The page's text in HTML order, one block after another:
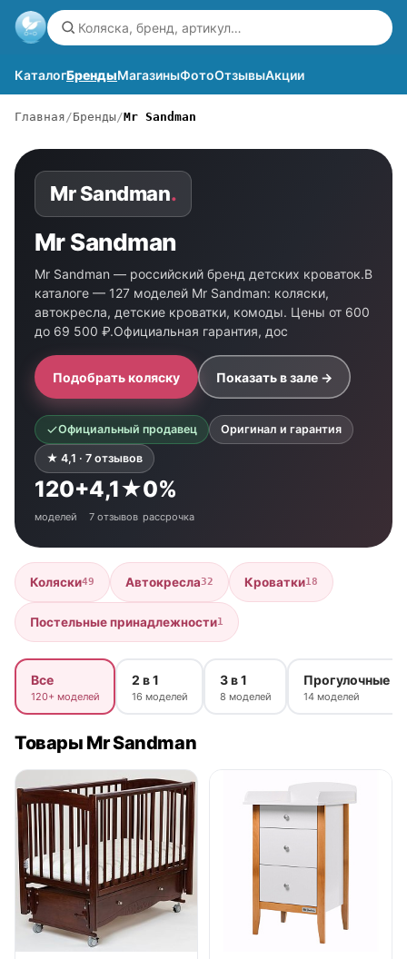
КаталогБрендыМагазиныФотоОтзывыАкции
Главная Бренды Mr Sandman
Mr Sandman.
Mr Sandman
Mr Sandman — российский бренд детских кроваток.В
каталоге — 127 моделей Mr Sandman: коляски,
автокресла, детские кроватки, комоды. Цены от 600
до 69 500 ₽.Официальная гарантия, дос
Подобрать коляску Показать в зале →
Официальный продавец Оригинал и гарантия
★ 4,1 · 7 отзывов
120+
моделей
4,1★
7 отзывов
0%
рассрочка
Коляски49 Автокресла32 Кроватки18
Постельные принадлежности1
Все
120+ моделей
2 в 1
16 моделей
3 в 1
8 моделей
Прогулочные
14 моделей
Товары Mr Sandman
● в наличии